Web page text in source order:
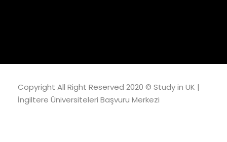
Copyright All Right Reserved 2020 © Study in UK |
İngiltere Üniversiteleri Başvuru Merkezi